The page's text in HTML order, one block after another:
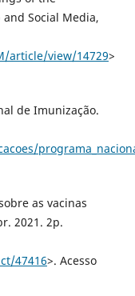
Social Media,
article/view/14729>
de Imunização.
as vacinas
2021. 2p.
47416>. Acesso